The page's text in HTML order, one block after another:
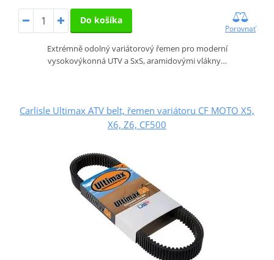
Do košíka
Porovnať
Extrémně odolný variátorový řemen pro moderní
vysokovýkonná UTV a SxS, aramidovými vlákny…
Carlisle Ultimax ATV belt, řemen variátoru CF MOTO X5,
X6, Z6, CF500